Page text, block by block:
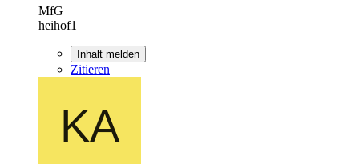
MfG
heihof1
Inhalt melden
Zitieren